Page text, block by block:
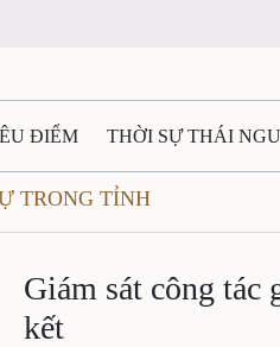
ĐIỂM THỜI SỰ THÁI
- AN NINH
- ĐẤT NƯỚC QUỐC
TRONG TỈNH
Giám sát công tác
kết